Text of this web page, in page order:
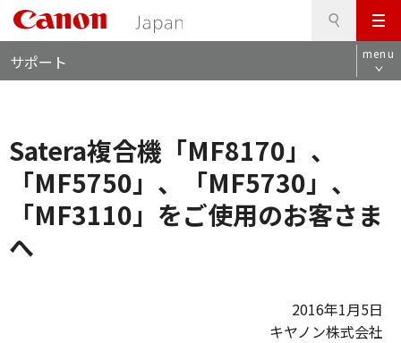
メ
ニ
ュ
ビ
サポート menu
Satera複合機「MF8170」、
「MF5750」、「MF5730」、
「MF3110」をご使用のお客さま
へ
2016年1月5日
キヤノン株式会社